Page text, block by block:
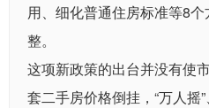
用、细化普通住房标准等8
整。
这项新政策的出台并没有使
套二手房价格倒挂，“万人摇